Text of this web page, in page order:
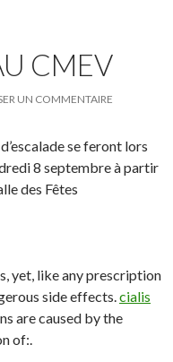
CMEV
UN COMMENTAIRE
se feront lors
8 septembre à partir
des Fêtes
yet, like any prescription
side effects. cialis
are caused by the
of:.